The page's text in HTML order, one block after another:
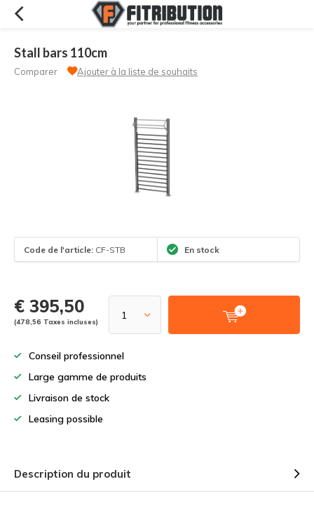
Stall bars 110cm
Comparer Ajouter à la liste de souhaits
Code de l'article: CF-STB En stock
€ 395,50
(478,56 Taxes incluses)
Conseil professionnel
Large gamme de produits
Livraison de stock
Leasing possible
Description du produit